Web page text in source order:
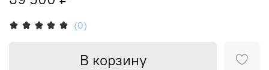
(0)
В корзину